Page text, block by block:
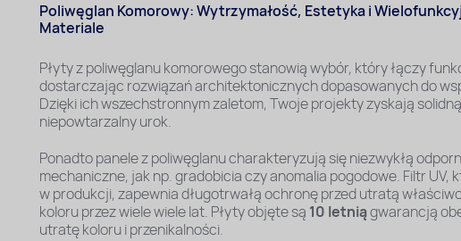
Poliwęglan Komorowy: Wytrzymałość, Estetyka i
Materiale
Płyty z poliwęglanu komorowego stanowią wybór, który łączy
dostarczając rozwiązań architektonicznych dopasowanych do
Dzięki ich wszechstronnym zaletom, Twoje projekty zyskają
niepowtarzalny urok.
Ponadto panele z poliwęglanu charakteryzują się niezwykłą
mechaniczne, jak np. gradobicia czy anomalia pogodowe. Filtr UV,
w produkcji, zapewnia długotrwałą ochronę przed utratą
koloru przez wiele wiele lat. Płyty objęte są 10 letniągwarancją
utratę koloru i przenikalności.